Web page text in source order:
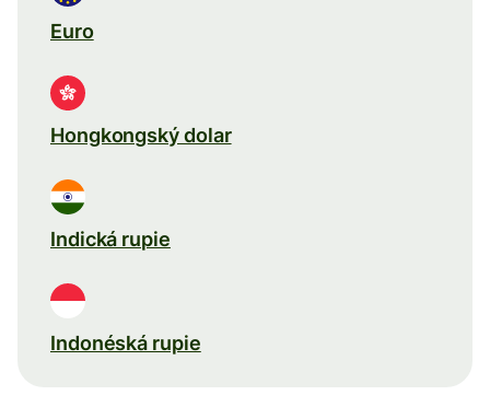
Euro
Hongkongský dolar
Indická rupie
Indonéská rupie